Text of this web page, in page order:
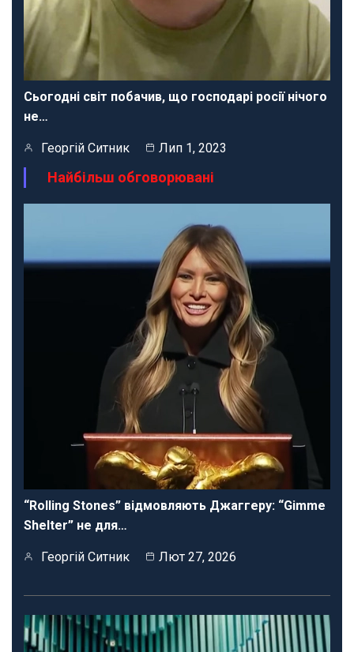
Сьогодні світ побачив, що господарі росії нічого
не…
Георгій Ситник Лип 1, 2023
Найбільш обговорювані
“Rolling Stones” відмовляють Джаггеру: “Gimme
Shelter” не для…
Георгій Ситник Лют 27, 2026